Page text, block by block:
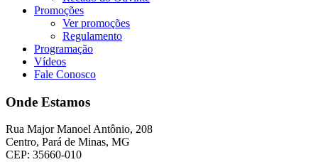
Promoções
Ver promoções
Regulamento
Programação
Vídeos
Fale Conosco
Onde Estamos
Rua Major Manoel Antônio, 208
Centro, Pará de Minas, MG
CEP: 35660-010